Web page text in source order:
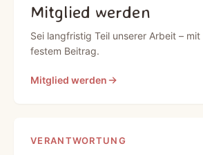
Mitglied werden
Sei langfristig Teil unserer Arbeit –
festem Beitrag.
Mitglied werden
VERANTWORTUNG